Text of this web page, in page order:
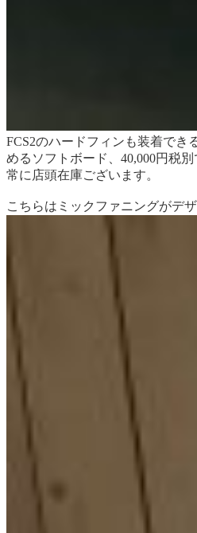
FCS2のハードフィンも装着でき
めるソフトボード、40,000円税別
常に店頭在庫ございます。
こちらはミックファニングがデ